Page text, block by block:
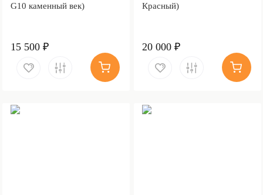
G10 каменный век)
15 500 ₽
Красный)
20 000 ₽